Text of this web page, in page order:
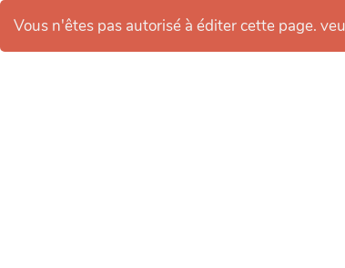
Vous n'êtes pas autorisé à éditer cette page.